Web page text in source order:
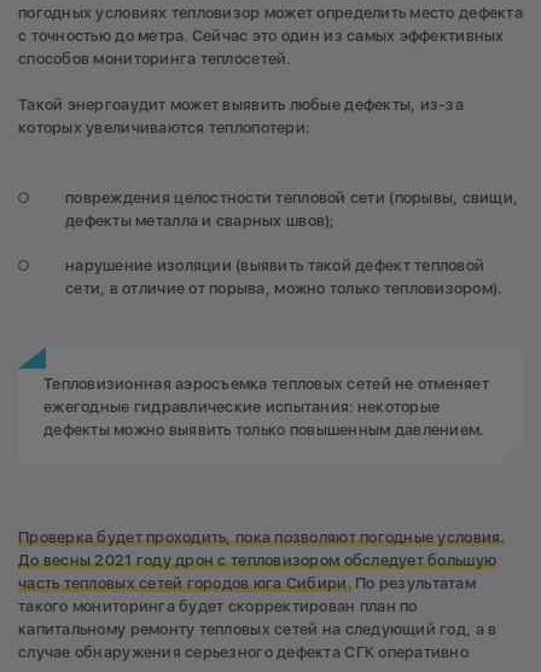
погодных условиях тепловизор может определить место дефекта
с точностью до метра. Сейчас это один из самых эффективных
способов мониторинга теплосетей.
Такой энергоаудит может выявить любые дефекты, из-за
которых увеличиваются теплопотери:
повреждения целостности тепловой сети (порывы, свищи,
дефекты металла и сварных швов);
нарушение изоляции (выявить такой дефект тепловой
сети, в отличие от порыва, можно только тепловизором).
Тепловизионная аэросъемка тепловых сетей не отменяет
ежегодные гидравлические испытания: некоторые
дефекты можно выявить только повышенным давлением.
Проверка будет проходить, пока позволяют погодные условия.
До весны 2021 году дрон с тепловизором обследует большую
часть тепловых сетей городов юга Сибири.По результатам
такого мониторинга будет скорректирован план по
капитальному ремонту тепловых сетей на следующий год, а в
случае обнаружения серьезного дефекта СГК оперативно